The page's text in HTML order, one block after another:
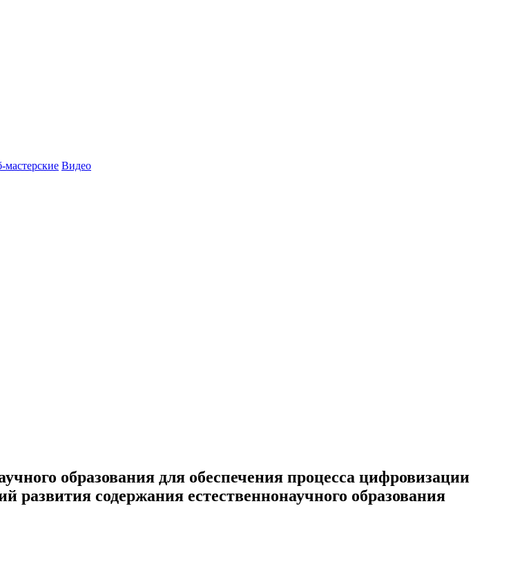
мастерские Видео
образования для обеспечения процесса цифровизации
развития содержания естественнонаучного образования